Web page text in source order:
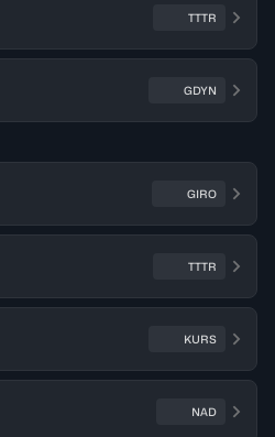
TTTR
GDYN
GIRO
TTTR
KURS
NAD